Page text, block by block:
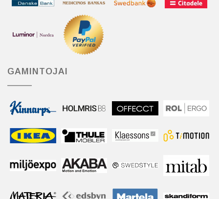
GAMINTOJAI